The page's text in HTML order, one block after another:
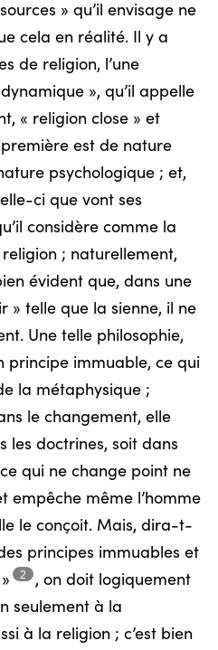
» qu’il envisage ne
cela en réalité. Il y a
de religion, l’une
», qu’il appelle
« religion close » et
est de nature
psychologique ; et,
ci que vont ses
considère comme la
; naturellement,
évident que, dans une
» telle que la sienne, il ne
Une telle philosophie,
principe immuable, ce qui
la métaphysique ;
le changement, elle
les doctrines, soit dans
qui ne change point ne
empêche même l’homme
le conçoit. Mais, dira-t-
principes immuables et
2 , on doit logiquement
seulement à la
à la religion ; c’est bien